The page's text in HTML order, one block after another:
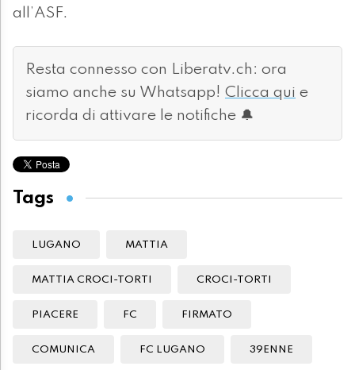
all’ASF.
Resta connesso con Liberatv.ch: ora
siamo anche su Whatsapp! Clicca qui e
ricorda di attivare le notifiche 🔔
Tags
LUGANO MATTIA
MATTIA CROCI-TORTI CROCI-TORTI
PIACERE FC FIRMATO
COMUNICA FC LUGANO 39ENNE